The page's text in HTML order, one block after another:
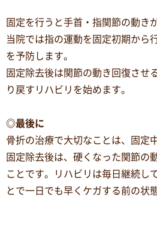
固定を行うと手首・指関節の動き
当院では指の運動を固定初期から
を予防します。
固定除去後は関節の動き回復させ
り戻すリハビリを始めます。
◎最後に
骨折の治療で大切なことは、固定
固定除去後は、硬くなった関節の
ことです。リハビリは毎日継続し
とで一日でも早くケガする前の状